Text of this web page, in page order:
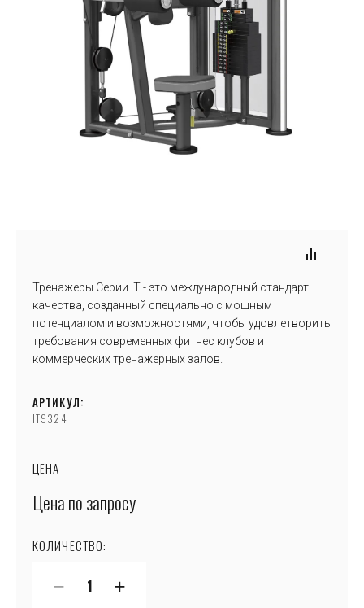
Тренажеры Серии IТ - это международный стандарт
качества, созданный специально с мощным
потенциалом и возможностями, чтобы удовлетворить
требования современных фитнес клубов и
коммерческих тренажерных залов.
АРТИКУЛ:
IT9324
ЦЕНА
Цена по запросу
КОЛИЧЕСТВО:
− +